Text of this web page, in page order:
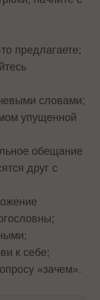
предлагаете;
словами;
упущенной
обещание
друг с
к себе;
«зачем».